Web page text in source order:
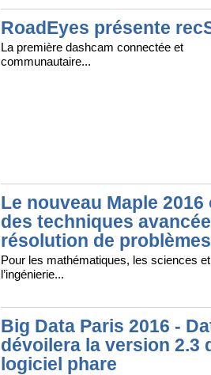
RoadEyes présente
La première dashcam connectée et
communautaire...
Le nouveau Maple 2016
des techniques
résolution de problèmes
Pour les mathématiques, les sciences et
l’ingénierie...
Big Data Paris 2016 -
dévoilera la version 2.3
logiciel phare